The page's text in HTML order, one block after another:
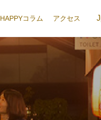
HAPPYコラム アクセス